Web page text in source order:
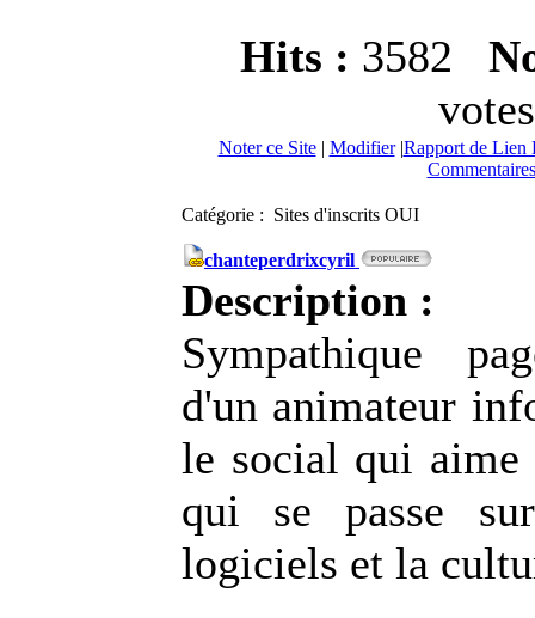
Hits : 3582
Noter ce Site| Modifier|Rapport de Lien
Catégorie : Sites d'inscrits OUI
chanteperdrixcyril
Description :
Sympathique
d'un animateur
le social qui aime
qui se passe
logiciels et la